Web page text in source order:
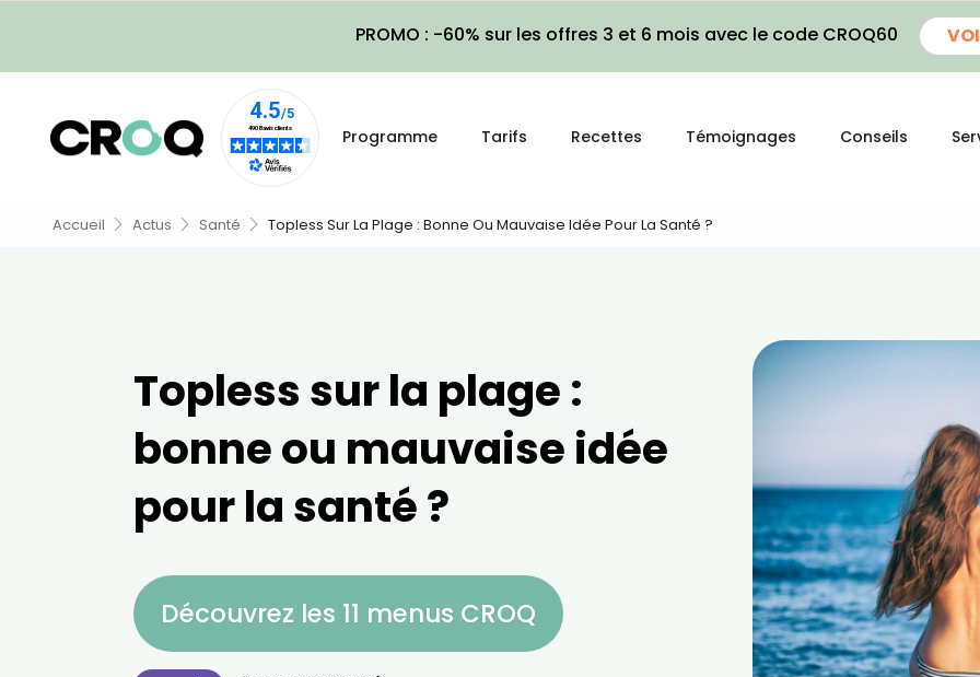
PROMO : -60% sur les offres 3 et 6 mois avec le code CROQ60
Programme Tarifs Recettes Témoignages Conseils
Accueil Actus Santé Topless Sur La Plage : Bonne Ou Mauvaise Idée Pour La Santé ?
Topless sur la plage :
bonne ou mauvaise idée
pour la santé ?
Découvrez les 11 menus CROQ